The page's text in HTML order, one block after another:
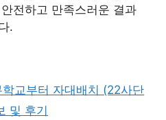
전하고 만족스러운 결과
.
교부터 자대배치 (22사단
및 후기